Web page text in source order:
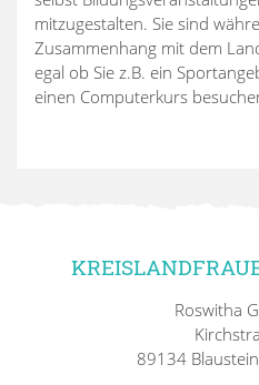
mitzugestalten. Sie sind
Zusammenhang mit dem
egal ob Sie z.B. ein
einen Computerkurs
Roswitha
89134